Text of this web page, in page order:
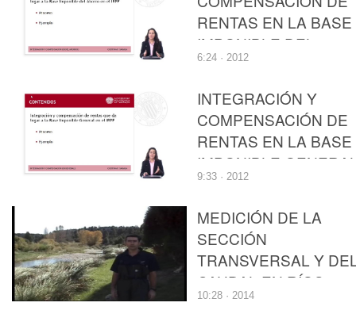
PERSONAS FÍSICAS
RENTAS EN LA BASE
IMPONIBLE DEL
AHORRO DEL
IMPUESTO SOBRE LA
RENTA DE LAS
PERSONAS FÍSICAS
6:24 · 2012
INTEGRACIÓN Y
COMPENSACIÓN DE
RENTAS EN LA BASE
IMPONIBLE
DEL IMPUESTO
LA RENTA DE LAS
PERSONAS FÍSICAS
9:33 · 2012
MEDICIÓN DE LA
SECCIÓN
TRANSVERSAL Y
CAUDAL EN RÍOS
VADEABLES
10:28 · 2014